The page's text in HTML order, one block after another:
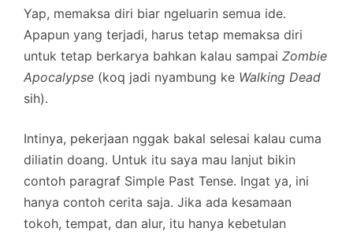
Yap, memaksa diri biar ngeluarin semua ide.
Apapun yang terjadi, harus tetap memaksa diri
untuk tetap berkarya bahkan kalau sampai Zombie
Apocalypse (koq jadi nyambung ke Walking Dead
sih).
Intinya, pekerjaan nggak bakal selesai kalau cuma
diliatin doang. Untuk itu saya mau lanjut bikin
contoh paragraf Simple Past Tense. Ingat ya, ini
hanya contoh cerita saja. Jika ada kesamaan
tokoh, tempat, dan alur, itu hanya kebetulan